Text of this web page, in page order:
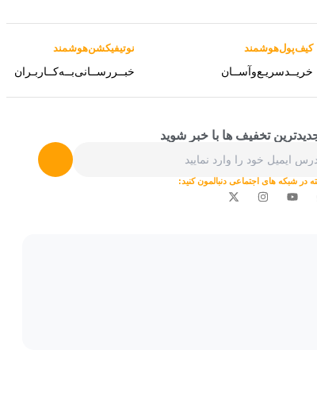
کیف‌پول‌هوشمند
خریــد‌سریـع‌و‌آســان
نوتیفیکشن‌هوشمند
خبــررســانی‌بــه‌کــاربـران
تخفیف ها با خبر شوید
در شبکه های اجتماعی دنبالمون کنید: